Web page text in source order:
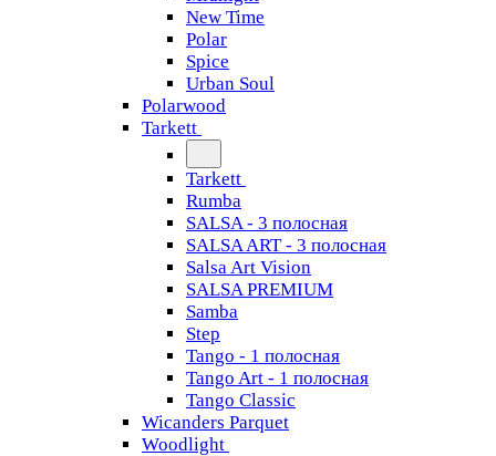
New Time
Polar
Spice
Urban Soul
Polarwood
Tarkett
Tarkett
Rumba
SALSA - 3 полосная
SALSA ART - 3 полосная
Salsa Art Vision
SALSA PREMIUM
Samba
Step
Tango - 1 полосная
Tango Art - 1 полосная
Tango Classiс
Wicanders Parquet
Woodlight